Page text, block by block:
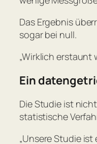
Das Ergebnis
sogar bei null.
„Wirklich erstaunt
Ein
Die Studie ist
statistische
„Unsere Studie